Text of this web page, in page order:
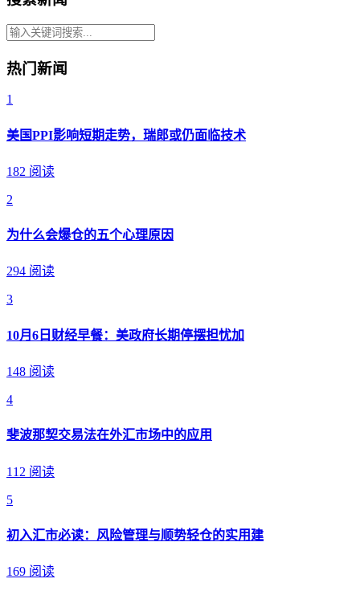
热门新闻
1
美国PPI影响短期走势，瑞郎或仍面临技术
182 阅读
2
为什么会爆仓的五个心理原因
294 阅读
3
10月6日财经早餐：美政府长期停摆担忧加
148 阅读
4
斐波那契交易法在外汇市场中的应用
112 阅读
5
初入汇市必读：风险管理与顺势轻仓的实用建
169 阅读